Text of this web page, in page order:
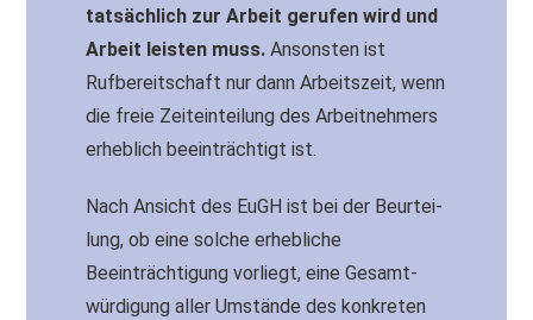
tatsächlich zur Arbeit gerufen wird und
Arbeit leisten muss. Ansonsten ist
Rufbereitschaft nur dann Arbeitszeit, wenn
die freie Zeiteinteilung des Arbeitnehmers
erheblich beeinträchtigt ist.
Nach Ansicht des EuGH ist bei der Be­ur­tei­
lung, ob eine solche erhebliche
Beeinträchtigung vorliegt, eine Ge­samt­
wür­di­gung aller Um­stän­de des konkreten